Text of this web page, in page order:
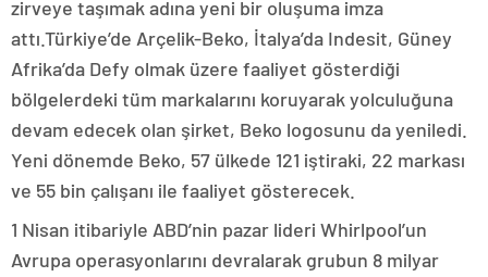
zirveye taşımak adına yeni bir oluşuma imza
attı.Türkiye’de Arçelik-Beko, İtalya’da Indesit, Güney
Afrika’da Defy olmak üzere faaliyet gösterdiği
bölgelerdeki tüm markalarını koruyarak yolculuğuna
devam edecek olan şirket, Beko logosunu da yeniledi.
Yeni dönemde Beko, 57 ülkede 121 iştiraki, 22 markası
ve 55 bin çalışanı ile faaliyet gösterecek.
1 Nisan itibariyle ABD’nin pazar lideri Whirlpool’un
Avrupa operasyonlarını devralarak grubun 8 milyar